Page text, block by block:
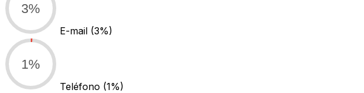
3%
E-mail (3%)
1%
Teléfono (1%)